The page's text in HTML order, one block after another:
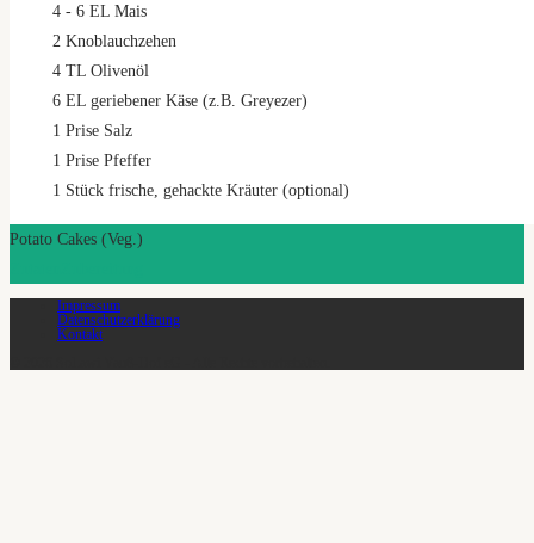
4 - 6 EL Mais
2 Knoblauchzehen
4 TL Olivenöl
6 EL geriebener Käse (z.B. Greyezer)
1 Prise Salz
1 Prise Pfeffer
1 Stück frische, gehackte Kräuter (optional)
Potato Cakes (Veg.)
Impressum
Datenschutzerklärung
Kontakt